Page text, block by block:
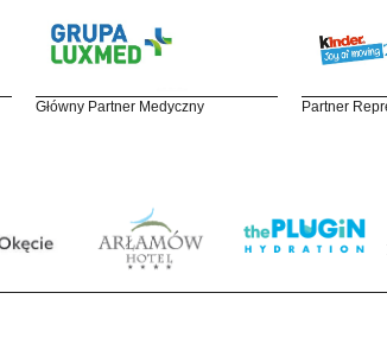
Główny Partner Medyczny Partner